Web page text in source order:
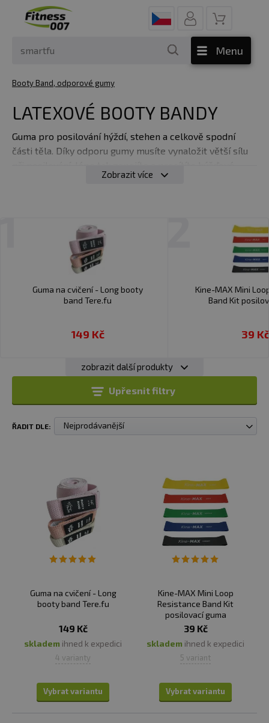
Menu
Booty Band, odporové gumy
LATEXOVÉ BOOTY BANDY
Guma pro posilování hýždí, stehen a celkově spodní
části těla. Díky odporu gumy musíte vynaložit větší sílu
svaly. Výsledek? Rychleji vybudujete pevnější a kulatější
Zobrazit více
Guma na cvičení - Long booty
band Tere.fu
149 Kč
Kine-MAX Mini
Band Kit
39 Kč
zobrazit další produkty
Upřesnit filtry
ŘADIT DLE: Nejprodávanější
Guma na cvičení - Long
booty band Tere.fu
149 Kč
skladem ihned k expedici
4 varianty
Vybrat variantu
Kine-MAX Mini Loop
Resistance Band Kit
posilovací guma
39 Kč
skladem ihned k expedici
5 variant
Vybrat variantu